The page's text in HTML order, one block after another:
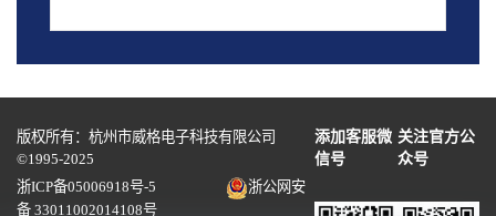
should
blank
版权所有：杭州市威格电子科技有限公司
©1995-2025
添加客服微
信号
关注官方公
众号
浙ICP备05006918号-5
浙公网安
备 33011002014108号